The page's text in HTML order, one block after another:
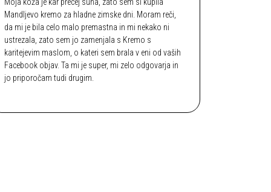
Mandljevo kremo za hladne zimske dni. Moram reči,
da mi je bila celo malo premastna in mi nekako ni
ustrezala, zato sem jo zamenjala s Kremo s
karitejevim maslom, o kateri sem brala v eni od vaših
Facebook objav. Ta mi je super, mi zelo odgovarja in
jo priporočam tudi drugim.